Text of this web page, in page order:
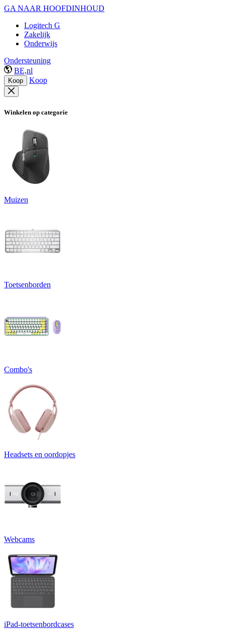
GA NAAR HOOFDINHOUD
Logitech G
Zakelijk
Onderwijs
Ondersteuning
BE,nl
Koop Koop
Winkelen op categorie
Muizen
Toetsenborden
Combo's
Headsets en oordopjes
Webcams
iPad-toetsenbordcases